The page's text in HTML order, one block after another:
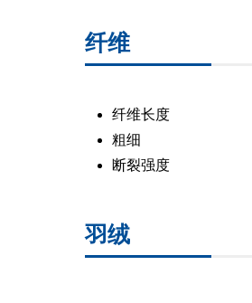
纤维
纤维长度
粗细
断裂强度
羽绒